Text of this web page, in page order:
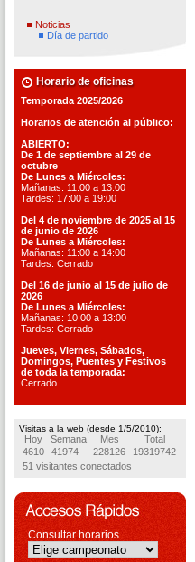
Noticias
Día de partido
Horario de oficinas
Temporada 2025/2026
Horarios de atención al público:
ABIERTO:
De 1 de septiembre al 29 de
octubre
De Lunes a Miércoles:
Mañanas: 11:00 a 13:00
Tardes: 17:00 a 19:00
Del 4 de noviembre de 2025 al 15
de junio de 2026
De Lunes a Miércoles:
Mañanas: 11:00 a 14:00
Tardes: Cerrado
Del 16 de junio al 15 de julio de
2026
De Lunes a Miércoles:
Mañanas: 10:00 a 13:00
Tardes: Cerrado
Jueves, Viernes, Sábados,
Domingos, Puentes y Festivos
de toda la temporada:
Cerrado
Visitas a la web (desde 1/5/2010):
Hoy Semana Mes
Total
4610
41974 228126
19319742
51 visitantes conectados
Consultar horarios